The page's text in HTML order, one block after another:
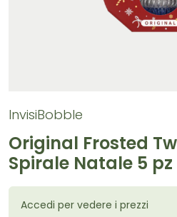
InvisiBobble
Original Frosted
Spirale Natale 5 pz
Accedi per vedere i prezzi